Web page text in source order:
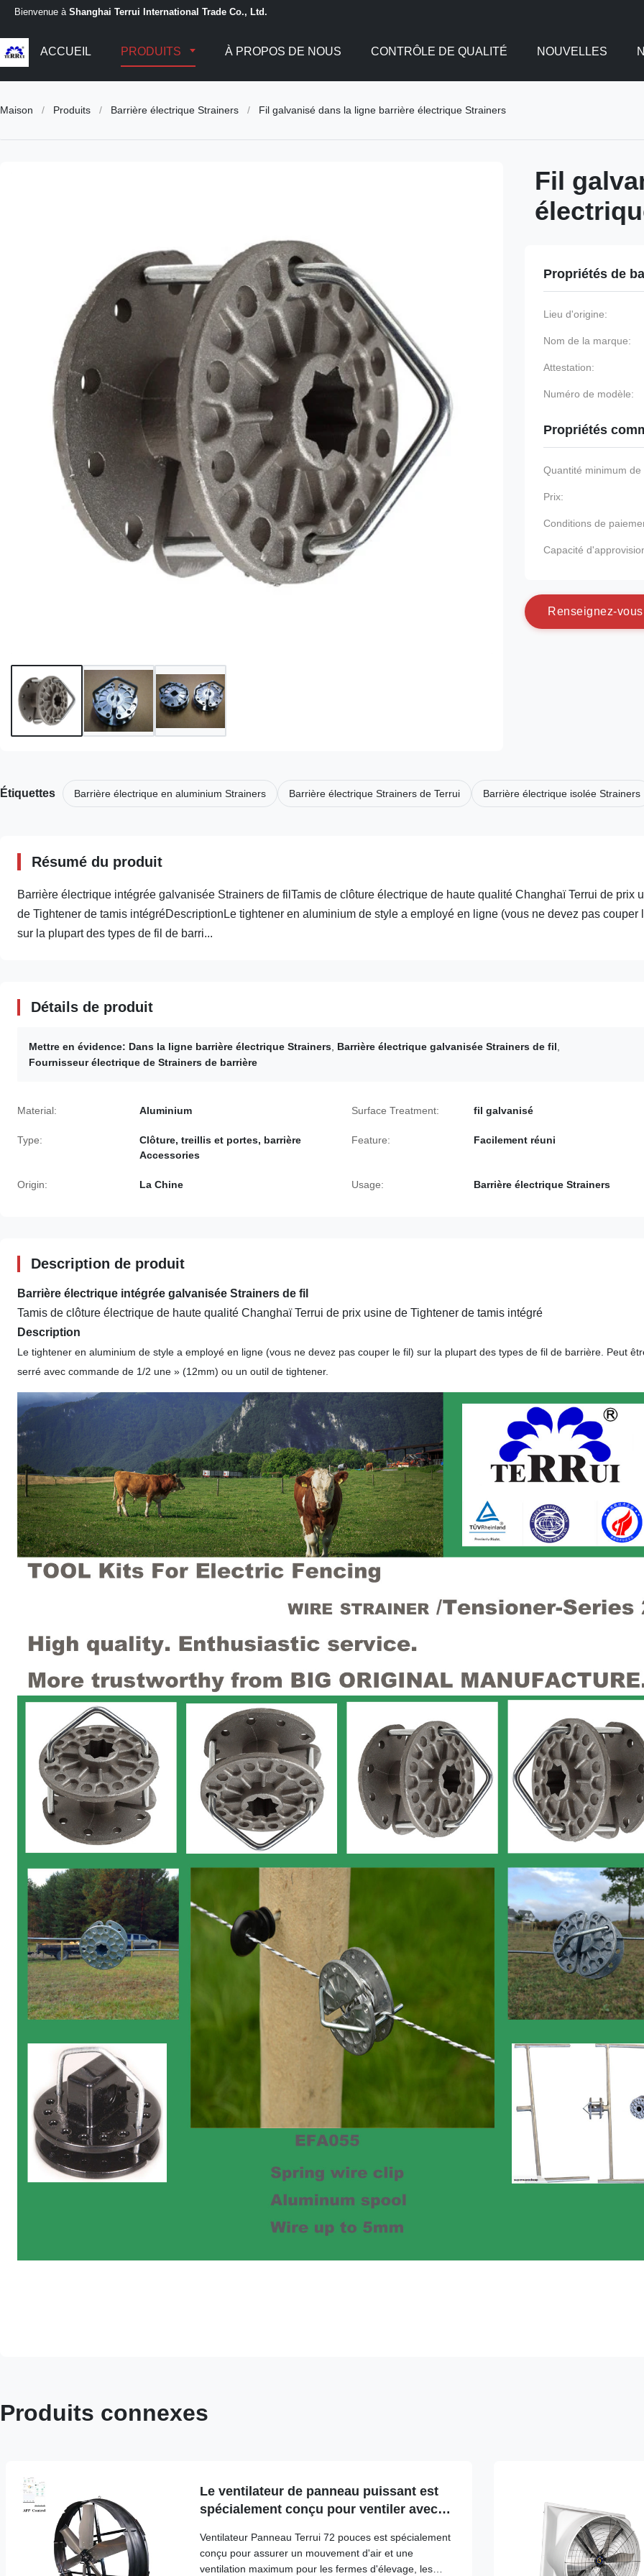
Bienvenue à Shanghai Terrui International Trade Co., Ltd.
ACCUEIL PRODUITS À PROPOS DE NOUS CONTRÔLE DE QUALITÉ NOUVELLES
Maison / Produits / Barrière électrique Strainers / Fil galvanisé dans la ligne barrière électrique Strainers
Fil
Propriétés de
Lieu d'origine:
Nom de la marque:
Attestation:
Numéro de modèle:
Propriétés
Quantité minimum
Prix:
Conditions de
Capacité
Renseignez-vous
Étiquettes Barrière électrique en aluminium Strainers Barrière électrique Strainers de Terrui Barrière électrique isolée Strainers
Résumé du produit
Barrière électrique intégrée galvanisée Strainers de filTamis de clôture électrique de haute qualité Changhaï Terrui de prix
de Tightener de tamis intégréDescriptionLe tightener en aluminium de style a employé en ligne (vous ne devez pas couper
sur la plupart des types de fil de barri...
Détails de produit
Mettre en évidence: Dans la ligne barrière électrique Strainers Barrière électrique galvanisée Strainers de fil
Fournisseur électrique de Strainers de barrière
Material: Aluminium Surface Treatment: fil galvanisé
Type:
Clôture, treillis et portes, barrière
Accessories
Feature: Facilement réuni
Origin: La Chine Usage: Barrière électrique Strainers
Description de produit
Barrière électrique intégrée galvanisée Strainers de fil
Tamis de clôture électrique de haute qualité Changhaï Terrui de prix usine de Tightener de tamis intégré
Description
Le tightener en aluminium de style a employé en ligne (vous ne devez pas couper le fil) sur la plupart des types de fil de barrière. Peut
serré avec commande de 1/2 une » (12mm) ou un outil de tightener.
Produits connexes
Le ventilateur de panneau puissant est
spécialement conçu pour ventiler avec
volume d'air de 120000 m3/h
Ventilateur Panneau Terrui 72 pouces est spécialement
conçu pour assurer un mouvement d'air et une
ventilation maximum pour les fermes d'élevage, les